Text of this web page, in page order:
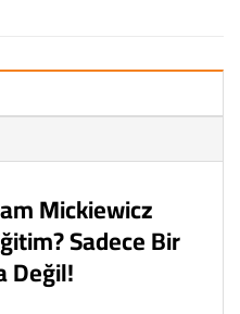
Mickiewicz
Sadece Bir
Değil!